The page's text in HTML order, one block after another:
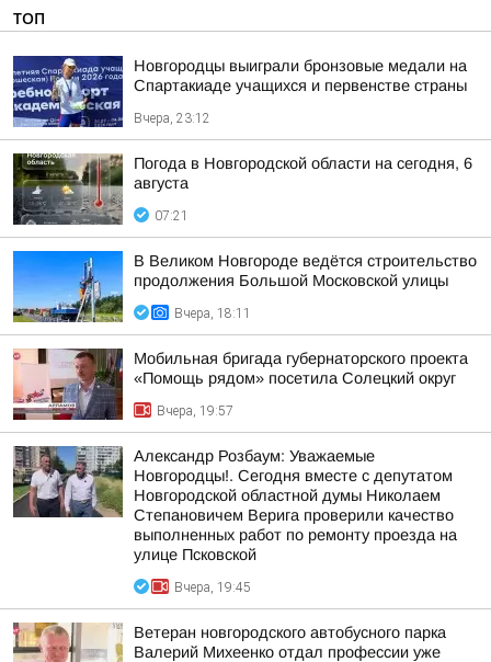
ТОП
Новгородцы выиграли бронзовые медали на
Спартакиаде учащихся и первенстве страны
Вчера, 23:12
Погода в Новгородской области на сегодня, 6
августа
07:21
В Великом Новгороде ведётся строительство
продолжения Большой Московской улицы
Вчера, 18:11
Мобильная бригада губернаторского проекта
«Помощь рядом» посетила Солецкий округ
Вчера, 19:57
Александр Розбаум: Уважаемые
Новгородцы!. Сегодня вместе с депутатом
Новгородской областной думы Николаем
Степановичем Верига проверили качество
выполненных работ по ремонту проезда на
улице Псковской
Вчера, 19:45
Ветеран новгородского автобусного парка
Валерий Михеенко отдал профессии уже